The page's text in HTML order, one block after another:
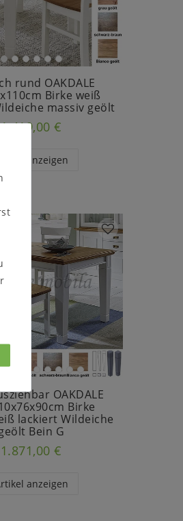
rund OAKDALE
Birke weiß
massiv geölt
1.419,00 €
Artikel anzeigen
OAKDALE
Birke
lackiert Wildeiche
Bein G
1.871,00 €
anzeigen